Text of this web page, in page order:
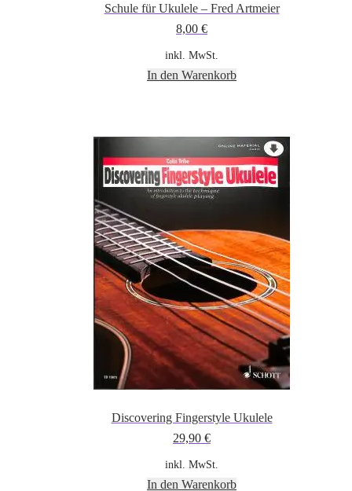
Schule für Ukulele – Fred Artmeier
8,00 €
inkl. MwSt.
In den Warenkorb
Discovering Fingerstyle Ukulele
29,90 €
inkl. MwSt.
In den Warenkorb